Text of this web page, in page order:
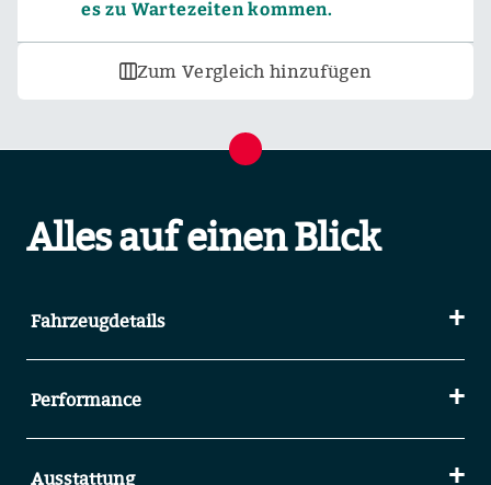
es zu Wartezeiten kommen.
Zum Vergleich hinzufügen
Alles auf einen Blick
Fahrzeugdetails
Performance
Ausstattung